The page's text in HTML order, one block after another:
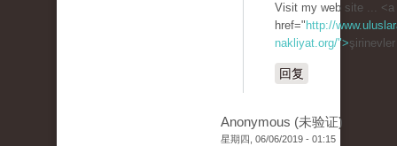
Visit my web site ... <a
href=" http://
nakliyat.org/">
回复
Anonymous (未验证)
星期四, 06/06/2019 - 01:15